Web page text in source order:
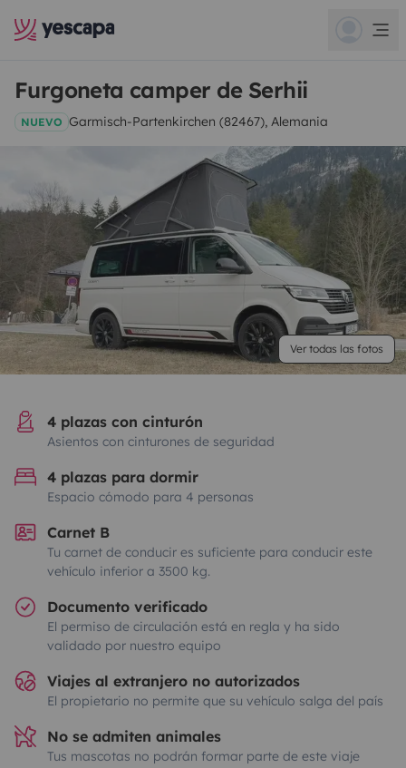
Furgoneta camper de Serhii
NUEVO Garmisch-Partenkirchen (82467), Alemania
Ver todas las fotos
4 plazas con cinturón
Asientos con cinturones de seguridad
4 plazas para dormir
Espacio cómodo para 4 personas
Carnet B
Tu carnet de conducir es suficiente para conducir este
vehículo inferior a 3500 kg.
Documento verificado
El permiso de circulación está en regla y ha sido
validado por nuestro equipo
Viajes al extranjero no autorizados
El propietario no permite que su vehículo salga del país
No se admiten animales
Tus mascotas no podrán formar parte de este viaje